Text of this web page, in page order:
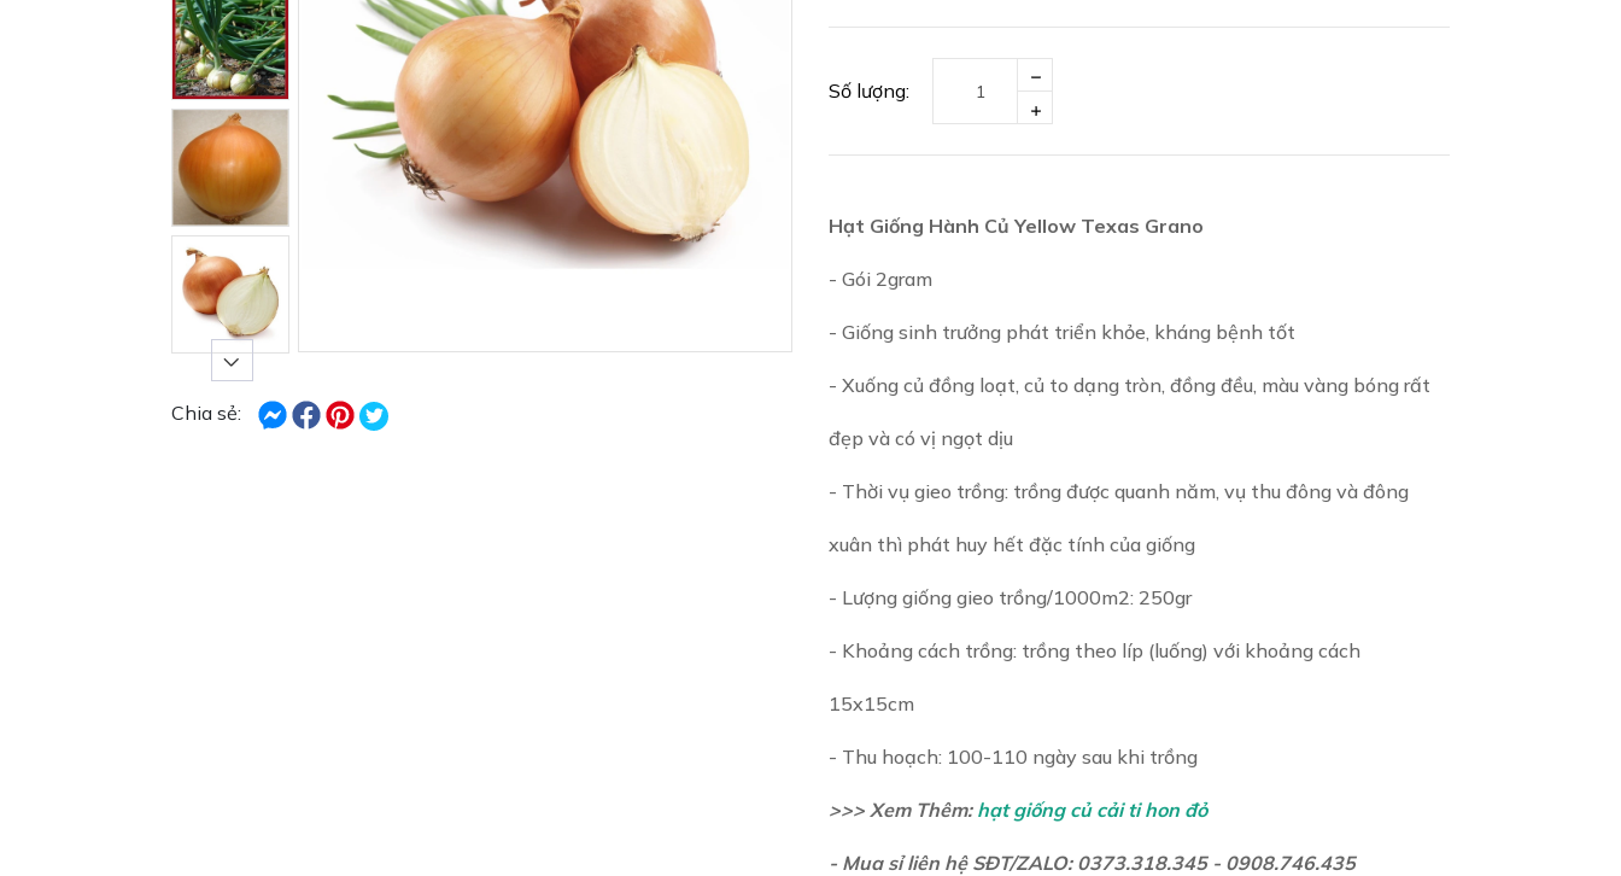
Chia sẻ:
Số lượng:
Hạt Giống Hành Củ Yellow Texas Grano
- Gói 2gram
- Giống sinh trưởng phát triển khỏe, kháng bệnh tốt
- Xuống củ đồng loạt, củ to dạng tròn, đồng đều, màu vàng bóng rất
đẹp và có vị ngọt dịu
- Thời vụ gieo trồng: trồng được quanh năm, vụ thu đông và đông
xuân thì phát huy hết đặc tính của giống
- Lượng giống gieo trồng/1000m2: 250gr
- Khoảng cách trồng: trồng theo líp (luống) với khoảng cách
15x15cm
- Thu hoạch: 100-110 ngày sau khi trồng
>>> Xem Thêm: hạt giống củ cải ti hon đỏ
- Mua sỉ liên hệ SĐT/ZALO: 0373.318.345 - 0908.746.435